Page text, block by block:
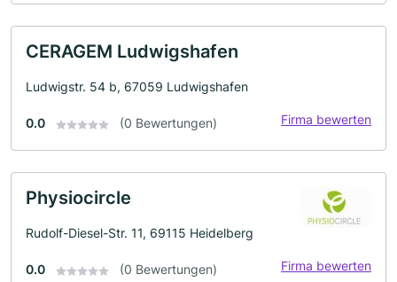
CERAGEM Ludwigshafen
Ludwigstr. 54 b, 67059 Ludwigshafen
0.0 (0 Bewertungen) Firma bewerten
Physiocircle
Rudolf-Diesel-Str. 11, 69115 Heidelberg
0.0 (0 Bewertungen) Firma bewerten